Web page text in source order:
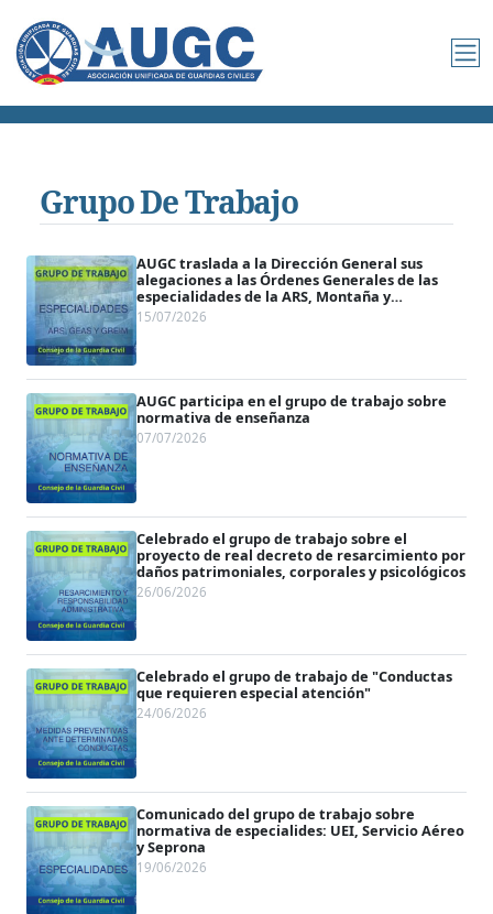
Grupo De Trabajo
AUGC traslada a la Dirección General sus
alegaciones a las Órdenes Generales de las
especialidades de la ARS, Montaña y
Actividades Subacuáticas
15/07/2026
AUGC participa en el grupo de trabajo sobre
normativa de enseñanza
07/07/2026
Celebrado el grupo de trabajo sobre el
proyecto de real decreto de resarcimiento por
daños patrimoniales, corporales y psicológicos
26/06/2026
Celebrado el grupo de trabajo de "Conductas
que requieren especial atención"
24/06/2026
Comunicado del grupo de trabajo sobre
normativa de especialides: UEI, Servicio Aéreo
y Seprona
19/06/2026